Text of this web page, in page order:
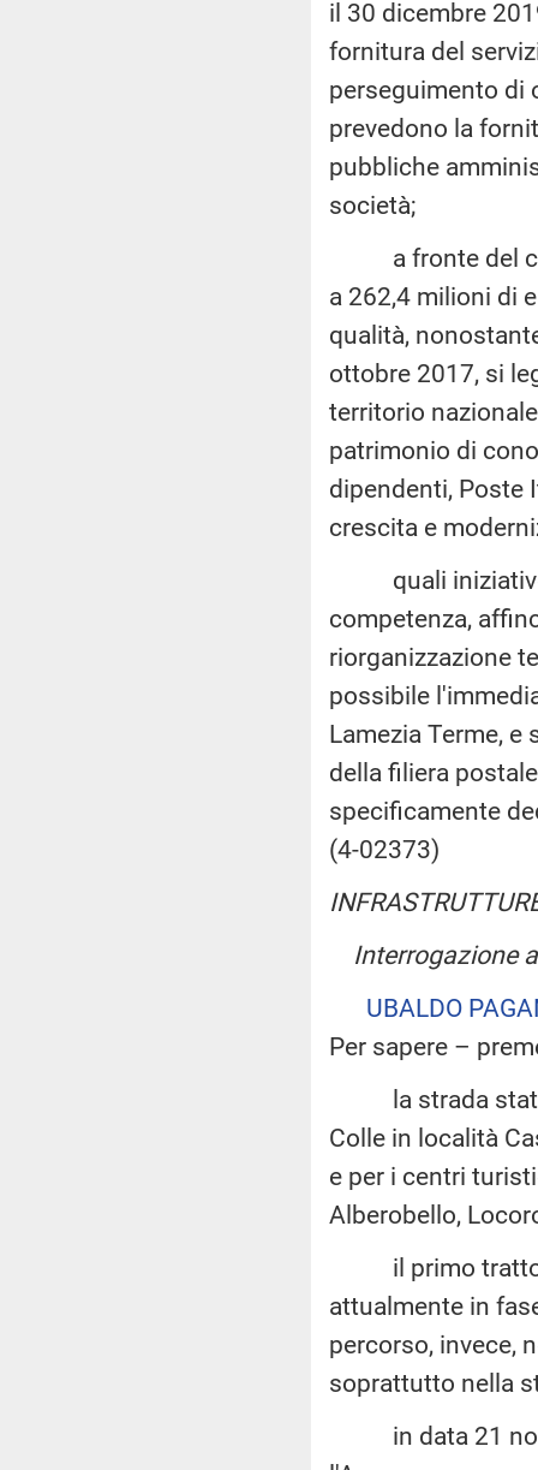
il 30 dicembre
fornitura del
perseguimento di
prevedono la
pubbliche
società;
a fronte del
a 262,4 milioni di
qualità,
ottobre 2017, si
territorio
patrimonio di
dipendenti, Poste
crescita e
quali iniziative
competenza,
riorganizzazione
possibile
Lamezia Terme,
della filiera
specificamente
(4-02373)
Interrogazione
UBALDO
Per sapere –
la strada
Colle in località
e per i centri
Alberobello,
il primo tratto,
attualmente in
percorso, invece,
soprattutto nella
in data 21